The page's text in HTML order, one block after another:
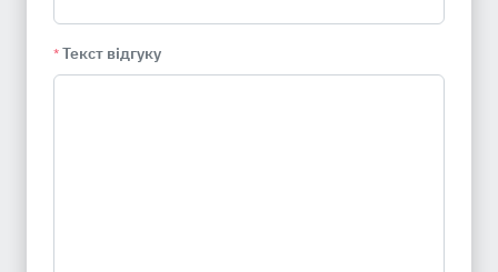
* Текст відгуку